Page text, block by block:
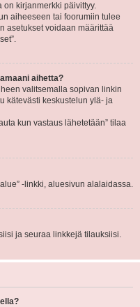
kirjanmerkki päivittyy.
aiheeseen tai foorumiin tulee
asetukset voidaan määrittää
aihetta?
valitsemalla sopivan linkin
kätevästi keskustelun ylä- ja
kun vastaus lähetetään” tilaa
-linkki, aluesivun alalaidassa.
ja seuraa linkkejä tilauksiisi.